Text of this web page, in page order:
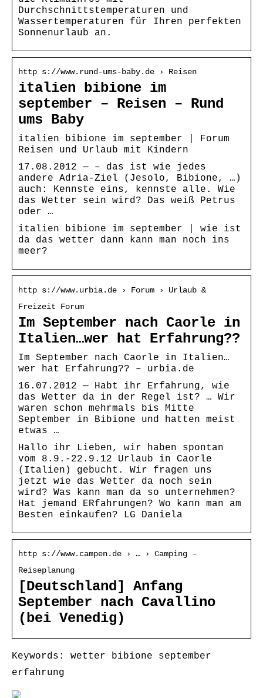
Durchschnittstemperaturen und
Wassertemperaturen für Ihren perfekten
Sonnenurlaub an.
http s://www.rund-ums-baby.de › Reisen
italien bibione im
september – Reisen – Rund
ums Baby
italien bibione im september | Forum
Reisen und Urlaub mit Kindern
17.08.2012 — – das ist wie jedes
andere Adria-Ziel (Jesolo, Bibione, …)
auch: Kennste eins, kennste alle. Wie
das Wetter sein wird? Das weiß Petrus
oder …
italien bibione im september | wie ist
da das wetter dann kann man noch ins
meer?
http s://www.urbia.de › Forum › Urlaub &
Freizeit Forum
Im September nach Caorle in
Italien…wer hat Erfahrung??
Im September nach Caorle in Italien…
wer hat Erfahrung?? – urbia.de
16.07.2012 — Habt ihr Erfahrung, wie
das Wetter da in der Regel ist? … Wir
waren schon mehrmals bis Mitte
September in Bibione und hatten meist
etwas …
Hallo ihr Lieben, wir haben spontan
vom 8.9.-22.9.12 Urlaub in Caorle
(Italien) gebucht. Wir fragen uns
jetzt wie das Wetter da noch sein
wird? Was kann man da so unternehmen?
Hat jemand ERfahrungen? Wo kann man am
Besten einkaufen? LG Daniela
http s://www.campen.de › … › Camping –
Reiseplanung
[Deutschland] Anfang
September nach Cavallino
(bei Venedig)
Keywords: wetter bibione september
erfahrung